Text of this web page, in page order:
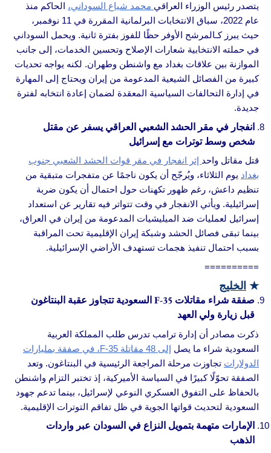
يتصدر رئيس الوزراء العراقي محمد شياع السوداني، الحاكم منذ
عام 2022، سباق الانتخابات البرلمانية المقررة في 11 نوفمبر،
حيث يبرز كـالمرشح الأوفر حظًا للفوز بفترة ثانية. ويحمل السوداني
في حملته الانتخابية شعارات الإصلاح وتحسين الخدمات، إلى جانب
الموازنة بين علاقات بغداد مع واشنطن وطهران. لكنه يواجه تحديات
كبيرة من الفصائل الشيعية المدعومة من إيران ويحتاج إلى المهارة
في إدارة التحالفات السياسية المعقدة لضمان إعادة انتخابه لفترة
جديدة.
انفجار في مقر الحشد الشعبي العراقي يسفر عن مقتل
شخص وسط توترات مع إسرائيل
قتل مقاتل واحد إثر انفجار في مقر قوات الحشد الشعبي جنوب
بغداد يوم الثلاثاء، ويُرجّح أن يكون ناجمًا عن متفجرات متبقية من
تنظيم داعش، رغم ظهور تكهنات حول احتمال أن يكون ضربة
إسرائيلية. ويأتي الانفجار في وقت تتواتر فيه تقارير عن استعداد
إسرائيل لعمليات ضد الميليشيات المدعومة من إيران في العراق،
بينما تبقى فصائل الحشد وشبكة إيران الإقليمية تحت المراقبة
بسبب احتمال تنفيذ هجمات تستهدف الأراضي الإسرائيلية.
==========
★ الخليج
صفقة شراء مقاتلات F-35 السعودية تتجاوز عقبة البنتاغون
قبل زيارة ولي العهد
ذكرت مصادر أن إدارة ترامب تدرس طلب المملكة العربية
السعودية شراء ما يصل
إلى 48 مقاتلة F-35، في صفقة بمليارات
الدولارات تجاوزت مرحلة المراجعة الرئيسية في البنتاغون. وتعد
الصفقة تحوّلًا كبيرًا في السياسة الأميركية، إذ تختبر التزام واشنطن
بالحفاظ على التفوق العسكري النوعي لإسرائيل، بينما تدعم جهود
السعودية لتحديث قواتها الجوية في ظل تفاقم التوترات الإقليمية.
الإمارات متهمة بتمويل النزاع في السودان عبر واردات
الذهب